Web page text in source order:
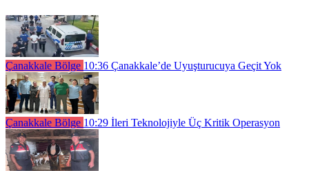
Çanakkale Bölge 10:36 Çanakkale’de Uyuşturucuya Geçit Yok
Çanakkale Bölge 10:29 İleri Teknolojiyle Üç Kritik Operasyon